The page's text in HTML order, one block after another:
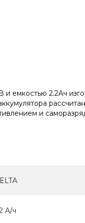
емкостью 2.2Ач
и
А/ч